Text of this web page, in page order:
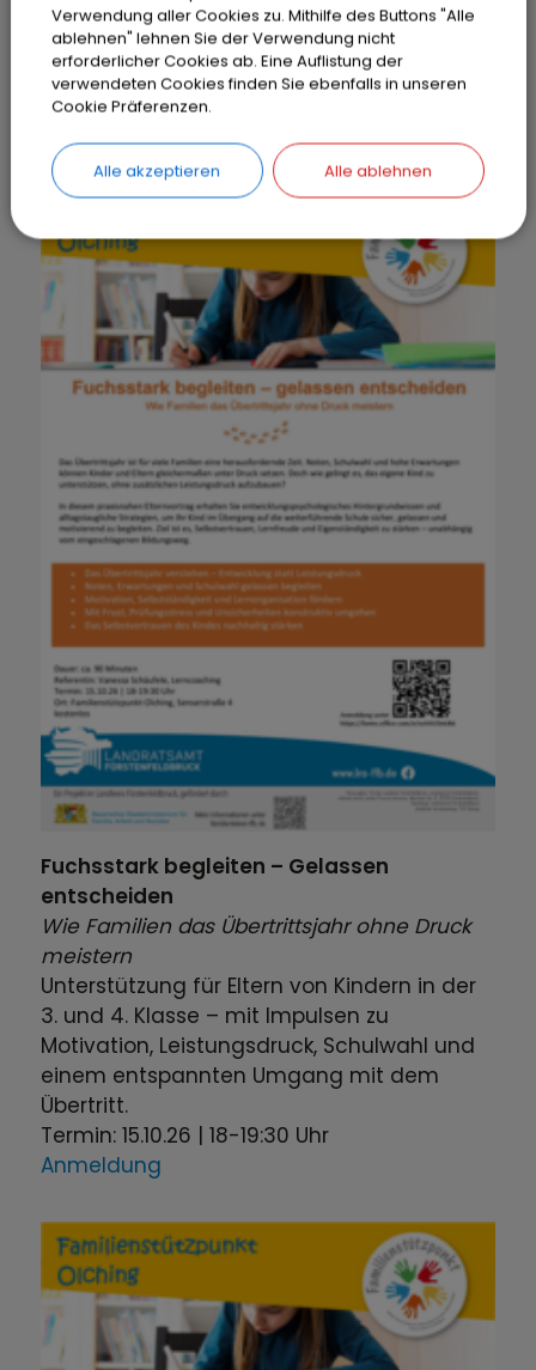
Ein Vortrag für Eltern von Vorschulkindern
rund um den gelungenen Übergang vom
Kindergarten in die Grundschule.
Termin: 01.10.26 | 18-19:30 Uhr
Fuchsstark begleiten – Gelassen
entscheiden
Wie Familien das Übertrittsjahr ohne Druck
meistern
Unterstützung für Eltern von Kindern in der
3. und 4. Klasse – mit Impulsen zu
Motivation, Leistungsdruck, Schulwahl und
einem entspannten Umgang mit dem
Übertritt.
Termin: 15.10.26 | 18-19:30 Uhr
Anmeldung
Verwendung aller Cookies zu. Mithilfe des Buttons "Alle
ablehnen" lehnen Sie der Verwendung nicht
erforderlicher Cookies ab. Eine Auflistung der
verwendeten Cookies finden Sie ebenfalls in unseren
Cookie Präferenzen.
Alle akzeptieren Alle ablehnen